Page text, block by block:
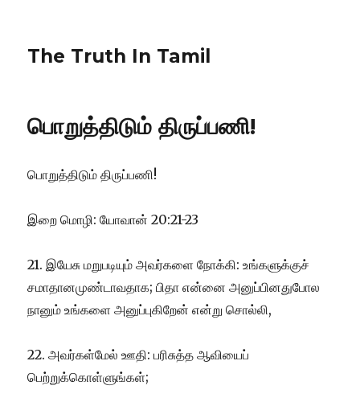
The Truth In Tamil
பொறுத்திடும் திருப்பணி!
பொறுத்திடும் திருப்பணி!
இறை மொழி: யோவான் 20:21-23
21. இயேசு மறுபடியும் அவர்களை நோக்கி: உங்களுக்குச்
சமாதானமுண்டாவதாக; பிதா என்னை அனுப்பினதுபோல
நானும் உங்களை அனுப்புகிறேன் என்று சொல்லி,
22.அவர்கள்மேல் ஊதி: பரிசுத்த ஆவியைப்
பெற்றுக்கொள்ளுங்கள்;